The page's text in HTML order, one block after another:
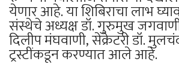
येणार आहे. या शिबिराचा लाभ
संस्थेचे अध्यक्ष डॉ. गुरुमुख
दिलीप मंघवाणी, सेक्रेटरी डॉ.
ट्रस्टींकडून करण्यात आले आहे.